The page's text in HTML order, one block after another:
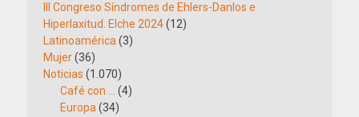
III Congreso Síndromes de Ehlers-Danlos e
Hiperlaxitud. Elche 2024(12)
Latinoamérica (3)
Mujer(36)
Noticias (1.070)
Café con …
(4)
Europa (34)